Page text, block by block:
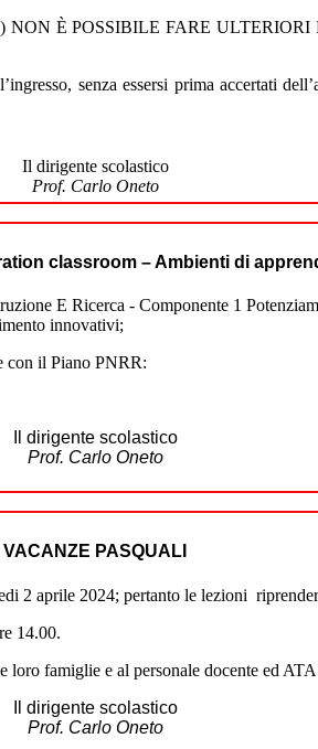
È POSSIBILE FARE
senza essersi prima accertati
Il dirigente scolastico
Prof. Carlo Oneto
classroom – Ambienti di
E Ricerca - Componente 1
innovativi;
con il Piano PNRR:
Il dirigente scolastico
Prof. Carlo Oneto
VACANZE PASQUALI
2 aprile 2024; pertanto le lezioni
14.00.
famiglie e al personale docente ed
Il dirigente scolastico
Prof. Carlo Oneto